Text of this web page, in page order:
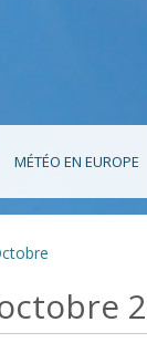
MÉTÉO EN EUROPE